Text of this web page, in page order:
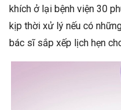
khích ở lại bệnh viện 30
kịp thời xử lý nếu có
bác sĩ sắp xếp lịch hẹn